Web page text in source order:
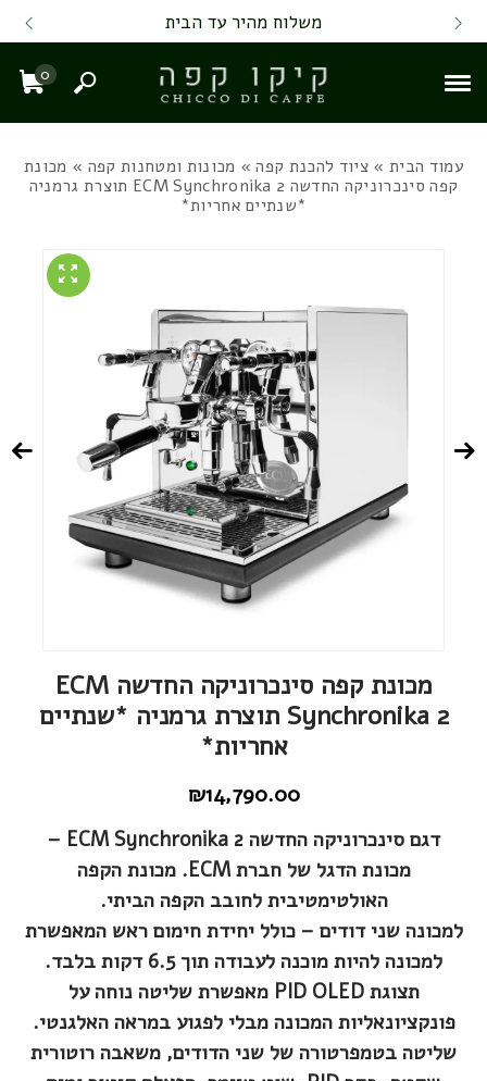
Skip to Content
Contact Us משלוח מהיר עד הבית
0
חיפוש
עמוד הבית » ציוד להכנת קפה» מכונות ומטחנות קפה » מכונת
קפה סינכרוניקה החדשה ECM Synchronika 2 תוצרת גרמניה
*שנתיים אחריות*
מכונת קפה סינכרוניקה החדשה ECM
Synchronika 2 תוצרת גרמניה *שנתיים
אחריות*
₪14,790.00
דגם סינכרוניקה החדשה ECM Synchronika 2 –
מכונת הדגל של חברת ECM. מכונת הקפה
האולטימטיבית לחובב הקפה הביתי.
למכונה שני דודים – כולל יחידת חימום ראש המאפשרת
למכונה להיות מוכנה לעבודה תוך 6.5 דקות בלבד.
תצוגת PID OLED מאפשרת שליטה נוחה על
פונקציונאליות המכונה מבלי לפגוע במראה האלגנטי.
שליטה בטמפרטורה של שני הדודים, משאבה רוטורית
Back top top